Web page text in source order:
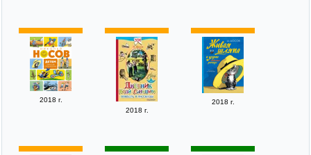
2018 г.
2018 г.
2018 г.